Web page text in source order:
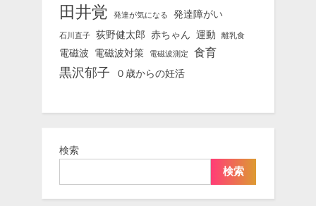
田井覚 発達が気になる 発達障がい
石川直子 荻野健太郎 赤ちゃん 運動 離乳食
電磁波 電磁波対策 電磁波測定 食育
黒沢郁子 ０歳からの妊活
検索
検索